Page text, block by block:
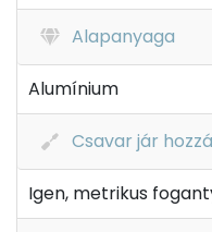
Alapanyaga
Alumínium
Csavar jár hozzá
Igen, metrikus